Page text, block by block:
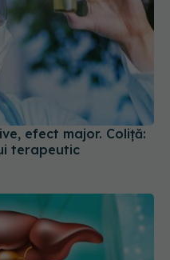
terapeutic